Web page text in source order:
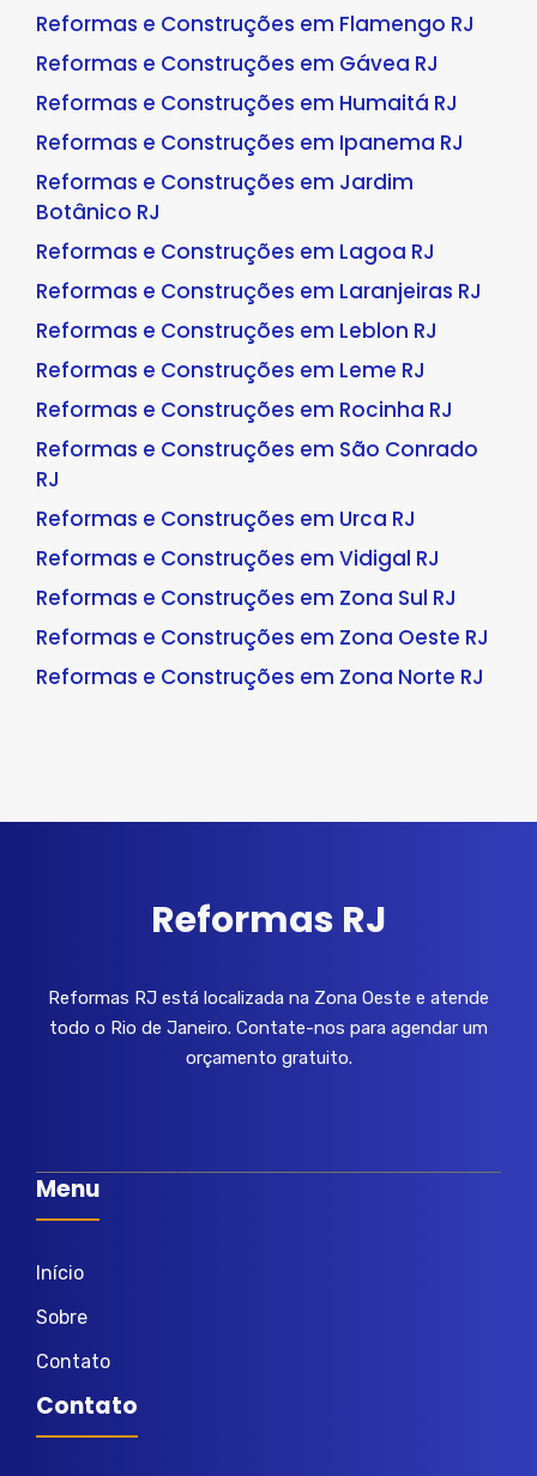
Reformas e Construções em Flamengo RJ
Reformas e Construções em Gávea RJ
Reformas e Construções em Humaitá RJ
Reformas e Construções em Ipanema RJ
Reformas e Construções em Jardim
Botânico RJ
Reformas e Construções em Lagoa RJ
Reformas e Construções em Laranjeiras RJ
Reformas e Construções em Leblon RJ
Reformas e Construções em Leme RJ
Reformas e Construções em Rocinha RJ
Reformas e Construções em São Conrado
RJ
Reformas e Construções em Urca RJ
Reformas e Construções em Vidigal RJ
Reformas e Construções em Zona Sul RJ
Reformas e Construções em Zona Oeste RJ
Reformas e Construções em Zona Norte RJ
Reformas RJ
Reformas RJ está localizada na Zona Oeste e atende
todo o Rio de Janeiro. Contate-nos para agendar um
orçamento gratuito.
Menu
Início
Sobre
Contato
Contato